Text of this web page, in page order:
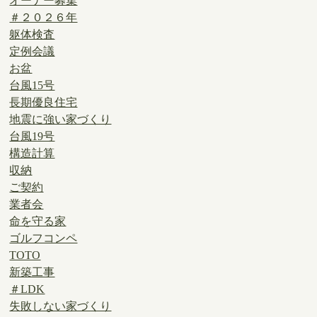
＃２０２６年
躯体検査
定例会議
お盆
台風15号
長期優良住宅
地震に強い家づくり
台風19号
構造計算
収納
ご契約
業者会
命を守る家
ゴルフコンペ
TOTO
新築工事
＃LDK
失敗しない家づくり